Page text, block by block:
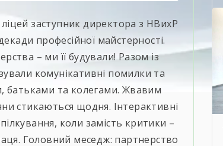
заступник директора з НВихР
професійної майстерності.
– ми її будували! Разом із
комунікативні помилки та
батьками та колегами. Жвавим
стикаються щодня. Інтерактивні
коли замість критики –
Головний меседж: партнерство